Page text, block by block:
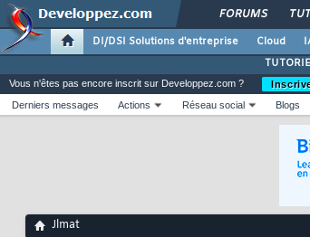
FORUMS
DI/DSI Solutions d'entreprise Cloud
Vous n'êtes pas encore inscrit sur Developpez.com ?
Derniers messages
Actions Réseau social Blogs
Jlmat